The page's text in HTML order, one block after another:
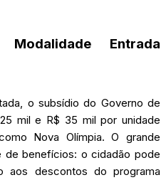
Entrada
o subsídio do Governo de
mil e R$ 35 mil por unidade
Nova Olímpia. O grande
de benefícios: o cidadão pode
aos descontos do programa